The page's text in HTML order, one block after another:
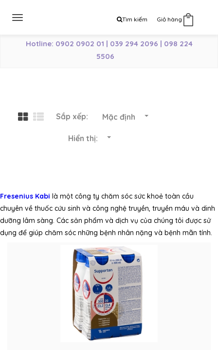
Hotline: 0902 0902 01 | 039 294 2096 | 098 224
5506
Tìm kiếm Giỏ hàng
Toggle
Sắp xếp: Mặc định
Hiển thị:
Fresenius Kabi là một công ty chăm sóc sức khoẻ toàn cầu
chuyên về thuốc cứu sinh và công nghệ truyền, truyền máu và dinh
dưỡng lâm sàng. Các sản phẩm và dịch vụ của chúng tôi được sử
dụng để giúp chăm sóc những bệnh nhân nặng và bệnh mãn tính.